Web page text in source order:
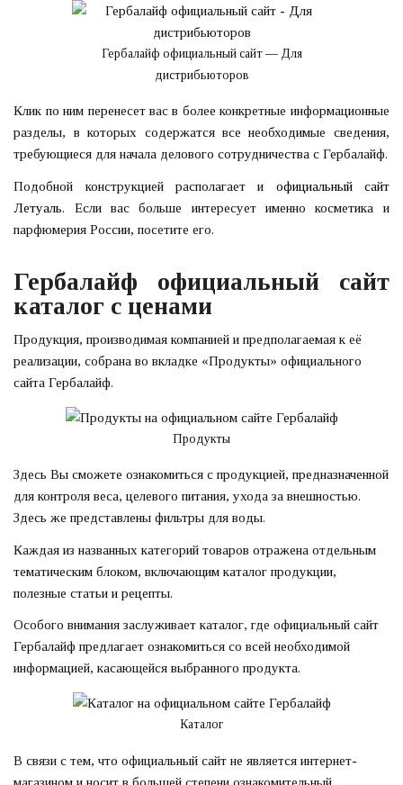
Гербалайф официальный сайт — Для
дистрибьюторов
Клик по ним перенесет вас в более конкретные информационные
разделы, в которых содержатся все необходимые сведения,
требующиеся для начала делового сотрудничества с Гербалайф.
Подобной конструкцией располагает и официальный сайт
Летуаль. Если вас больше интересует именно косметика и
парфюмерия России, посетите его.
Гербалайф официальный сайт
каталог с ценами
Продукция, производимая компанией и предполагаемая к её
реализации, собрана во вкладке «Продукты» официального
сайта Гербалайф.
Продукты
Здесь Вы сможете ознакомиться с продукцией, предназначенной
для контроля веса, целевого питания, ухода за внешностью.
Здесь же представлены фильтры для воды.
Каждая из названных категорий товаров отражена отдельным
тематическим блоком, включающим каталог продукции,
полезные статьи и рецепты.
Особого внимания заслуживает каталог, где официальный сайт
Гербалайф предлагает ознакомиться со всей необходимой
информацией, касающейся выбранного продукта.
Каталог
В связи с тем, что официальный сайт не является интернет-
магазином и носит в большей степени ознакомительный